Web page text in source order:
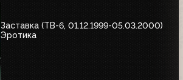
Заставка (ТВ-6, 01.12.1999-05.03.2000)
Эротика